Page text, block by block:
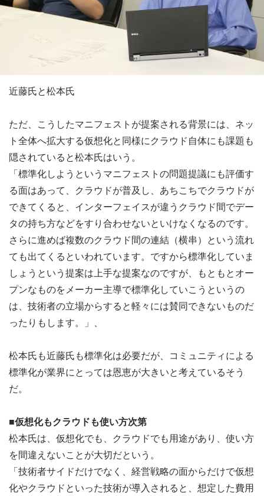
近藤氏と松本氏
ただ、こうしたマニフェストが提案される背景には、ネッ
ト全体へ拡大する仮想化と同様にクラウド自体にも課題も
隠されていると松本氏はいう。
「標準化しようというマニフェストの問題提議にも評価す
る面はあって、クラウドが普及し、あちこちでクラウドが
できてくると、インターフェイスが違うクラウド間でデー
タの持ち方などをすり合わせないといけなくなるのです。
さらに進めば複数のクラウド間の連結（横串）という流れ
ても出てくるといわれています。ですから標準化していま
しょうという提案は上手な提案なのですが、もともとオー
プンなものをメーカー主導で標準化していこうというの
は、技術者の立場からすると軽々には賛同できないものだ
ったりもします。」、
松本氏も近藤氏も標準化は必要だが、コミュニティによる
標準化が業界にとっては恩恵が大きいと考えているそう
だ。
■仮想化もクラウドも使い方次第
松本氏は、仮想化でも、クラウドでも用途があり、使い方
を間違えないことが大切だという。
「技術者サイドだけでなく、経営戦略の面からだけで仮想
化やクラウドといった技術が導入されると、想定した費用